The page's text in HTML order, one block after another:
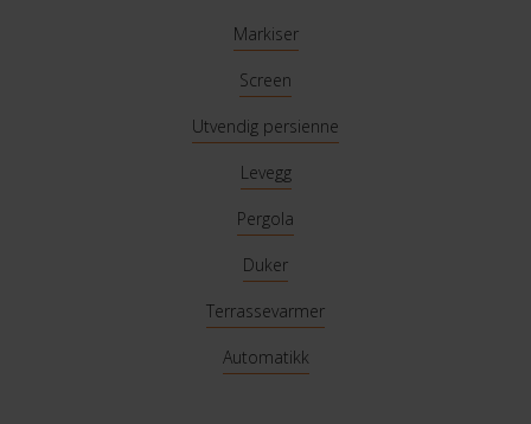
Markiser
Screen
Utvendig persienne
Levegg
Pergola
Duker
Terrassevarmer
Automatikk